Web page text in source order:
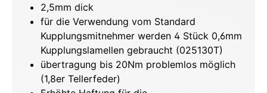
2,5mm dick
für die Verwendung vom Standard
Kupplungsmitnehmer werden 4 Stück 0,6mm
Kupplungslamellen gebraucht (025130T)
übertragung bis 20Nm problemlos möglich
(1,8er Tellerfeder)